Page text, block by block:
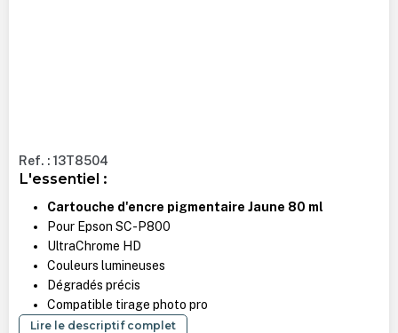
Ref. : 13T8504
L'essentiel :
Cartouche d'encre pigmentaire Jaune 80 ml
Pour Epson SC-P800
UltraChrome HD
Couleurs lumineuses
Dégradés précis
Compatible tirage photo pro
Lire le descriptif complet